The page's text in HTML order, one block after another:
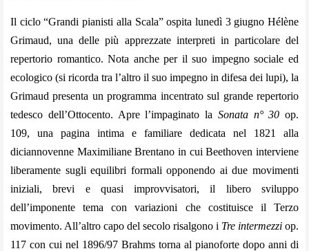
Il ciclo “Grandi pianisti alla Scala” ospita lunedì 3 giugno Hélène
Grimaud, una delle più apprezzate interpreti in particolare del
repertorio romantico. Nota anche per il suo impegno sociale ed
ecologico (si ricorda tra l’altro il suo impegno in difesa dei lupi), la
Grimaud presenta un programma incentrato sul grande repertorio
tedesco dell’Ottocento. Apre l’impaginato la Sonata n° 30 op.
109, una pagina intima e familiare dedicata nel 1821 alla
diciannovenne Maximiliane Brentano in cui Beethoven interviene
liberamente sugli equilibri formali opponendo ai due movimenti
iniziali, brevi e quasi improvvisatori, il libero sviluppo
dell’imponente tema con variazioni che costituisce il Terzo
movimento. All’altro capo del secolo risalgono i Tre intermezzi op.
117 con cui nel 1896/97 Brahms torna al pianoforte dopo anni di